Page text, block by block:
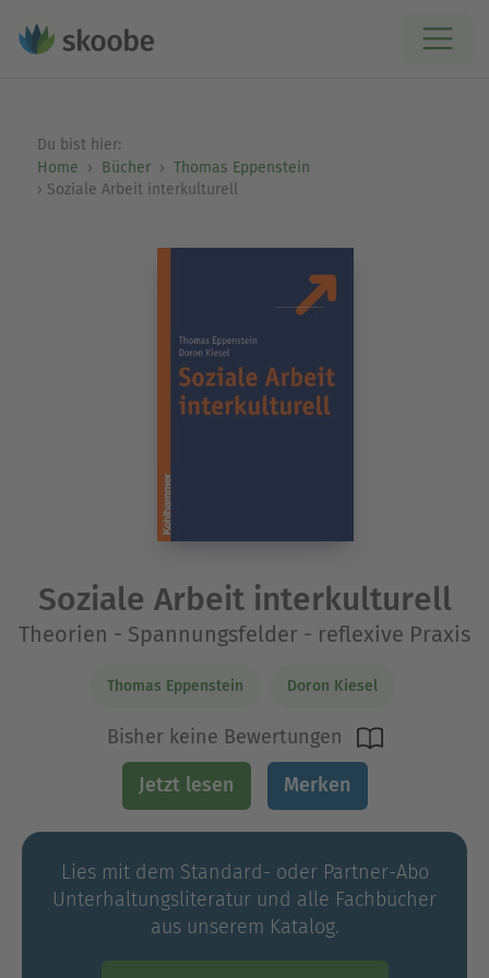
Du bist hier:
Home
Bücher
Thomas Eppenstein
Soziale Arbeit interkulturell
Soziale Arbeit interkulturell
Theorien - Spannungsfelder - reflexive Praxis
Thomas Eppenstein Doron Kiesel
Bisher keine Bewertungen
Jetzt lesen Merken
Lies mit dem Standard- oder Partner-Abo
Unterhaltungs­literatur und alle Fachbücher
aus unserem Katalog.